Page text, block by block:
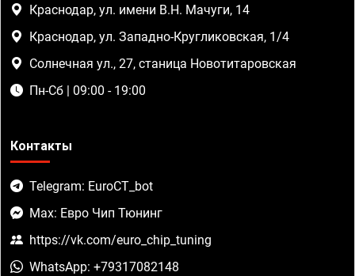
Краснодар, ул. имени В.Н. Мачуги, 14
Краснодар, ул. Западно-Кругликовская, 1/4
Солнечная ул., 27, станица Новотитаровская
Пн-Сб | 09:00 - 19:00
Контакты
Telegram: EuroCT_bot
Max: Евро Чип Тюнинг
https://vk.com/euro_chip_tuning
WhatsApp: +79317082148